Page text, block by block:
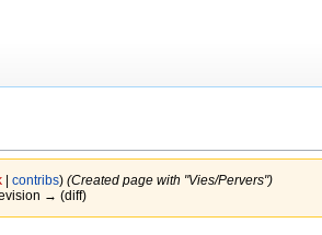
| contribs) (Created page with "Vies/Pervers")
→ (diff)